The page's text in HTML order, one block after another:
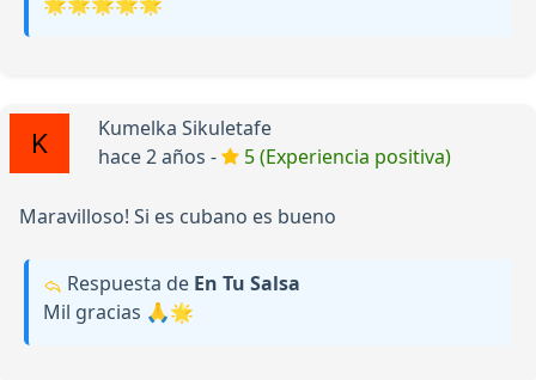
Kumelka Sikuletafe
hace 2 años -
5 (Experiencia positiva)
Maravilloso! Si es cubano es bueno
Respuesta de En Tu Salsa
Mil gracias 🙏🌟